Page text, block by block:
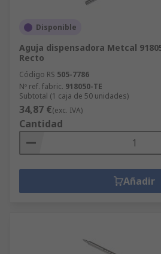
Disponible
Aguja dispensadora Metcal
Recto
Código RS 505-7786
Nº ref. fabric. 918050-TE
Subtotal (1 caja de 50 unidades)
34,87 €(exc. IVA)
Cantidad
Añadir